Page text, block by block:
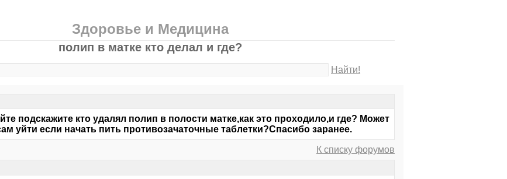
Здоровье и Медицина
полип в матке кто делал и где?
Найти!
подскажите кто удалял полип в полости матке,как это проходило,и где? Может
уйти если начать пить противозачаточные таблетки?Спасибо заранее.
К списку форумов